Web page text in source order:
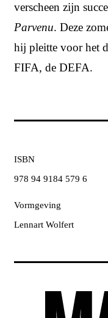
verscheen zijn
Parvenu. Deze
hij pleitte voor het
FIFA, de DEFA.
ISBN
978 94 9184 579 6
Vormgeving
Lennart Wolfert